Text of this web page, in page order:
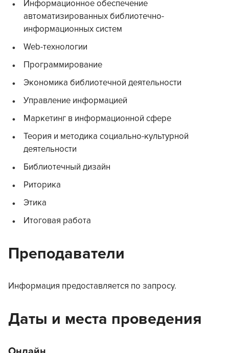
Информационное обеспечение
автоматизированных библиотечно-
информационных систем
Web-технологии
Программирование
Экономика библиотечной деятельности
Управление информацией
Маркетинг в информационной сфере
Теория и методика социально-культурной
деятельности
Библиотечный дизайн
Риторика
Этика
Итоговая работа
Преподаватели
Информация предоставляется по запросу.
Даты и места проведения